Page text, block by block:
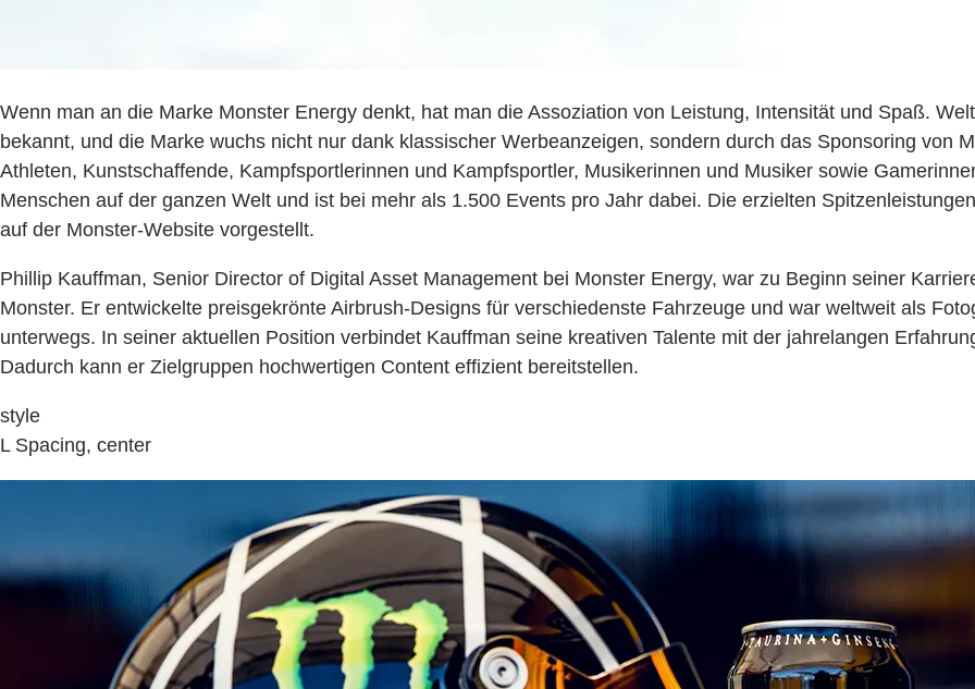
Wenn man an die Marke Monster Energy denkt, hat man die Assoziation von Leistung, Intensität und Spaß.
bekannt, und die Marke wuchs nicht nur dank klassischer Werbeanzeigen, sondern durch das Sponsoring von
Athleten, Kunstschaffende, Kampfsportlerinnen und Kampfsportler, Musikerinnen und Musiker sowie
Menschen auf der ganzen Welt und ist bei mehr als 1.500 Events pro Jahr dabei. Die erzielten
auf der Monster-Website vorgestellt.
Phillip Kauffman, Senior Director of Digital Asset Management bei Monster Energy, war zu Beginn seiner
Monster. Er entwickelte preisgekrönte Airbrush-Designs für verschiedenste Fahrzeuge und war weltweit als
unterwegs. In seiner aktuellen Position verbindet Kauffman seine kreativen Talente mit der jahrelangen
Dadurch kann er Zielgruppen hochwertigen Content effizient bereitstellen.
style
L Spacing, center